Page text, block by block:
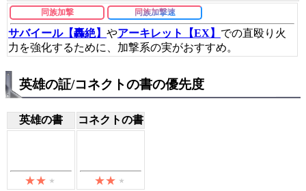
同族加撃 同族加撃速
サバイール【轟絶】 やアーキレット【EX】 での直殴り火
力を強化するために、加撃系の実がおすすめ。
英雄の証/コネクトの書の優先度
英雄の書 コネクトの書